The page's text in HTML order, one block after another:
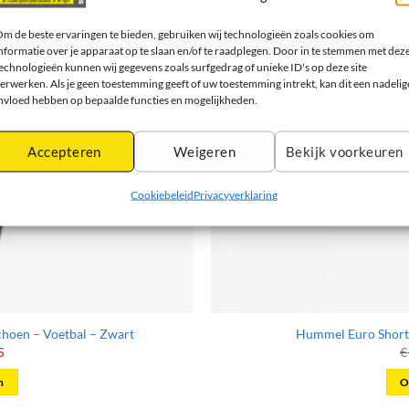
de beste ervaringen te bieden, gebruiken wij technologieën zoals cookies om
over je apparaat op te slaan en/of te raadplegen. Door in te stemmen met
kunnen wij gegevens zoals surfgedrag of unieke ID's op deze site
Als je geen toestemming geeft of uw toestemming intrekt, kan dit een
hebben op bepaalde functies en mogelijkheden.
Accepteren Weigeren Bekijk voorkeuren
CookiebeleidPrivacyverklaring
– Voetbal – Zwart
Huidige
€ 16,25.
Hummel Euro
€